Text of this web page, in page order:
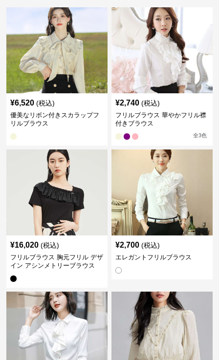
¥6,520 (税込)
優美なリボン付きスカラップフ
リルブラウス
¥2,740 (税込)
フリルブラウス 華やかフリル襟
付きブラウス
全3色
¥16,020 (税込)
フリルブラウス 胸元フリル デザ
イン アシンメトリーブラウス
¥2,700 (税込)
エレガントフリルブラウス